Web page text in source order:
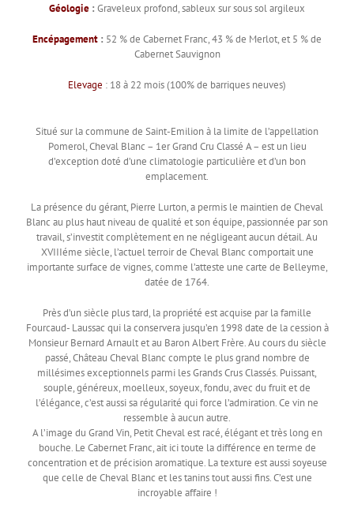
Géologie : Graveleux profond, sableux sur sous sol argileux
Encépagement : 52 % de Cabernet Franc, 43 % de Merlot, et 5 % de
Cabernet Sauvignon
Elevage : 18 à 22 mois (100% de barriques neuves)
Situé sur la commune de Saint-Emilion à la limite de l’appellation
Pomerol, Cheval Blanc – 1er Grand Cru Classé A – est un lieu
d’exception doté d’une climatologie particulière et d’un bon
emplacement.
La présence du gérant, Pierre Lurton, a permis le maintien de Cheval
Blanc au plus haut niveau de qualité et son équipe, passionnée par son
travail, s’investit complètement en ne négligeant aucun détail. Au
XVIIIéme siècle, l’actuel terroir de Cheval Blanc comportait une
importante surface de vignes, comme l’atteste une carte de Belleyme,
datée de 1764.
Près d’un siècle plus tard, la propriété est acquise par la famille
Fourcaud- Laussac qui la conservera jusqu’en 1998 date de la cession à
Monsieur Bernard Arnault et au Baron Albert Frère. Au cours du siècle
passé, Château Cheval Blanc compte le plus grand nombre de
millésimes exceptionnels parmi les Grands Crus Classés. Puissant,
souple, généreux, moelleux, soyeux, fondu, avec du fruit et de
l’élégance, c’est aussi sa régularité qui force l’admiration. Ce vin ne
ressemble à aucun autre.
A l’image du Grand Vin, Petit Cheval est racé, élégant et très long en
bouche. Le Cabernet Franc, ait ici toute la différence en terme de
concentration et de précision aromatique. La texture est aussi soyeuse
que celle de Cheval Blanc et les tanins tout aussi fins. C’est une
incroyable affaire !